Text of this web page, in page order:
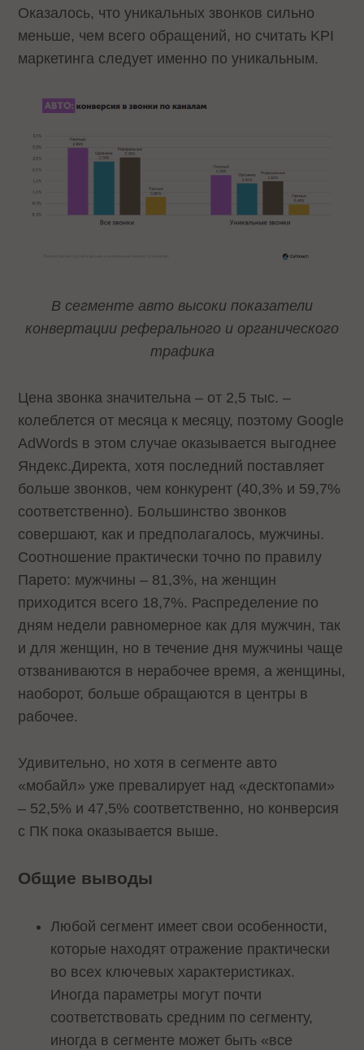
Оказалось, что уникальных звонков сильно
меньше, чем всего обращений, но считать KPI
маркетинга следует именно по уникальным.
В сегменте авто высоки показатели
конвертации реферального и органического
трафика
Цена звонка значительна – от 2,5 тыс. –
колеблется от месяца к месяцу, поэтому Google
AdWords в этом случае оказывается выгоднее
Яндекс.Директа, хотя последний поставляет
больше звонков, чем конкурент (40,3% и 59,7%
соответственно). Большинство звонков
совершают, как и предполагалось, мужчины.
Соотношение практически точно по правилу
Парето: мужчины – 81,3%, на женщин
приходится всего 18,7%. Распределение по
дням недели равномерное как для мужчин, так
и для женщин, но в течение дня мужчины чаще
отзваниваются в нерабочее время, а женщины,
наоборот, больше обращаются в центры в
рабочее.
Удивительно, но хотя в сегменте авто
«мобайл» уже превалирует над «десктопами»
– 52,5% и 47,5% соответственно, но конверсия
с ПК пока оказывается выше.
Общие выводы
Любой сегмент имеет свои особенности,
которые находят отражение практически
во всех ключевых характеристиках.
Иногда параметры могут почти
соответствовать средним по сегменту,
иногда в сегменте может быть «все